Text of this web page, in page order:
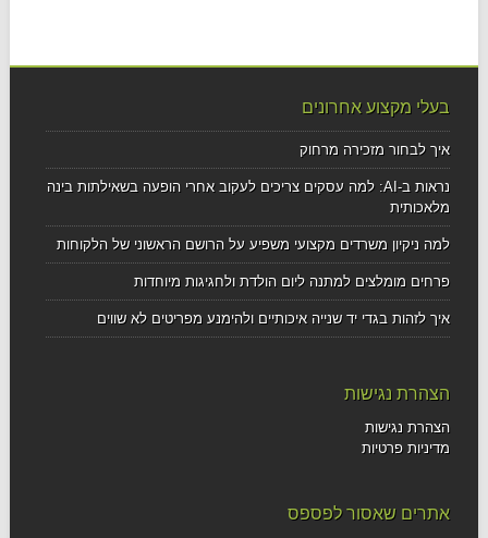
בעלי מקצוע אחרונים
איך לבחור מזכירה מרחוק
נראות ב-AI: למה עסקים צריכים לעקוב אחרי הופעה בשאילתות בינה
מלאכותית
למה ניקיון משרדים מקצועי משפיע על הרושם הראשוני של הלקוחות
פרחים מומלצים למתנה ליום הולדת ולחגיגות מיוחדות
איך לזהות בגדי יד שנייה איכותיים ולהימנע מפריטים לא שווים
הצהרת נגישות
הצהרת נגישות
מדיניות פרטיות
אתרים שאסור לפספס